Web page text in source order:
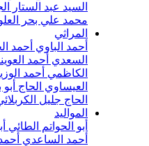
السيد عبد الستار
محمد علي بحر
المراثي
أحمد الباوي أحمد
السعدي أحمد
الكاظمي أحمد
العيساوي الحاج
الحاج جليل
المواليد
أبو الحواتم الطائي
أحمد الساعدي